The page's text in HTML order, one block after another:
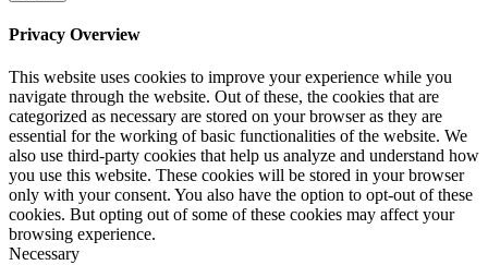
Privacy Overview
This website uses cookies to improve your experience while you
navigate through the website. Out of these, the cookies that are
categorized as necessary are stored on your browser as they are
essential for the working of basic functionalities of the website. We
also use third-party cookies that help us analyze and understand how
you use this website. These cookies will be stored in your browser
only with your consent. You also have the option to opt-out of these
cookies. But opting out of some of these cookies may affect your
browsing experience.
Necessary